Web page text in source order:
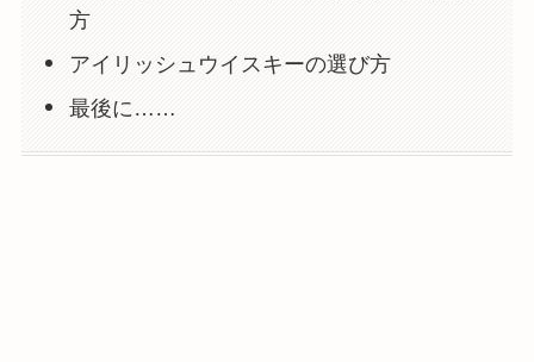
方
アイリッシュウイスキーの選び方
最後に……